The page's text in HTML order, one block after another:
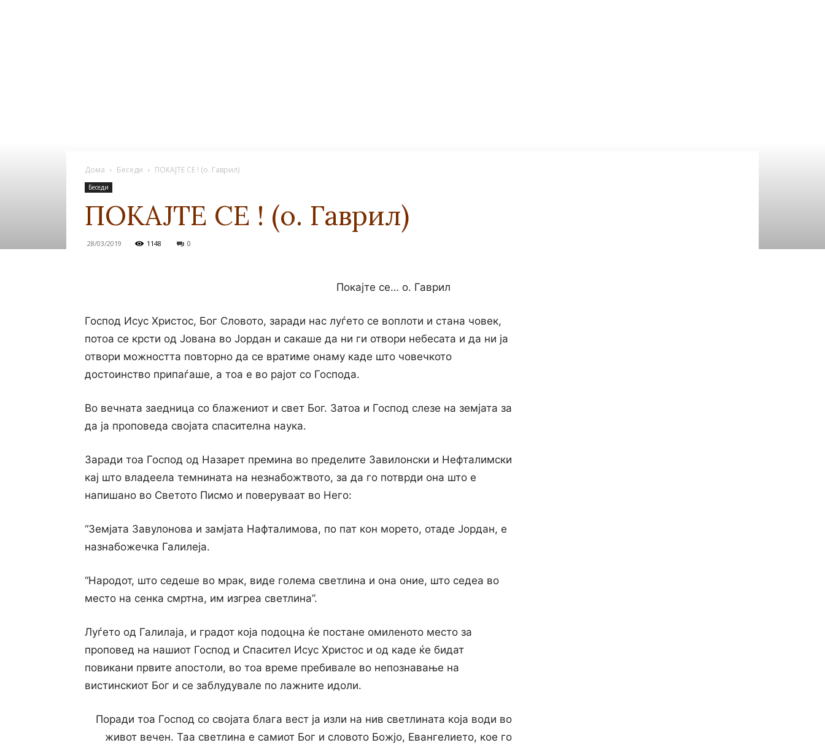
Дома Беседи ПОКАЈТЕ СЕ ! (о. Гаврил)
Беседи
ПОКАЈТЕ СЕ ! (о. Гаврил)
28/03/2019 1148 0
Покајте се… о. Гаврил
Господ Исус Христос, Бог Словото, заради нас луѓето се воплоти и стана човек,
потоа се крсти од Јована во Јордан и сакаше да ни ги отвори небесата и да ни ја
отвори можността повторно да се вратиме онаму каде што човечкото
достоинство припаѓаше, а тоа е во рајот со Господа.
Во вечната заедница со блажениот и свет Бог. Затоа и Господ слезе на земјата за
да ја проповеда својата спасителна наука.
Заради тоа Господ од Назарет премина во пределите Завилонски и Нефталимски
кај што владеeла темнината на незнабожтвото, за да го потврди она што е
напишано во Светото Писмо и поверуваат во Него:
“Земјата Завулонова и замјата Нафталимова, по пат кон морето, отаде Јордан, е
назнабожечка Галилеја.
“Народот, што седеше во мрак, виде голема светлина и она оние, што седеа во
место на сенка смртна, им изгреа светлина”.
Луѓето од Галилаја, и градот која подоцна ќе постане омиленото место за
проповед на нашиот Господ и Спасител Исус Христос и од каде ќе бидат
повикани првите апостоли, во тоа време пребивале во непознавање на
вистинскиот Бог и се заблудувале по лажните идоли.
Поради тоа Господ со својата блага вест ја изли на нив светлината која води во
живот вечен. Таа светлина е самиот Бог и словото Божјо, Евангелието, кое го